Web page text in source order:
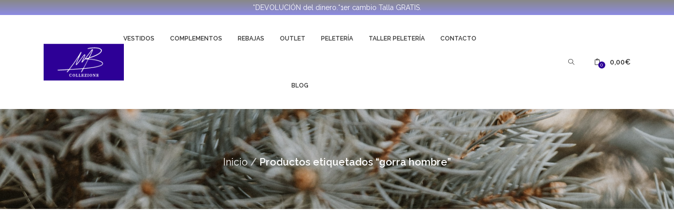
*DEVOLUCIÓN del dinero.*1er cambio Talla GRATIS.
VESTIDOS COMPLEMENTOS REBAJAS OUTLET PELETERÍA TALLER PELETERÍA CONTACTO
BLOG
0 0,00€
Inicio Productos etiquetados “gorra hombre”